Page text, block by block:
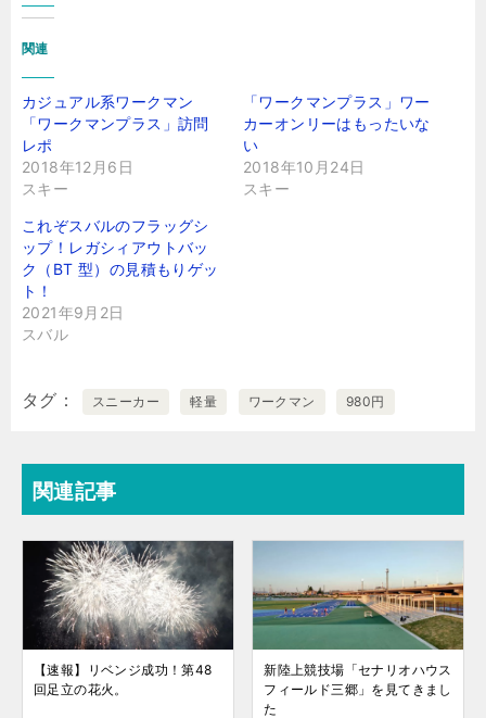
関連
カジュアル系ワークマン
「ワークマンプラス」訪問
レポ
2018年12月6日
スキー
「ワークマンプラス」ワー
カーオンリーはもったいな
い
2018年10月24日
スキー
これぞスバルのフラッグシ
ップ！レガシィアウトバッ
ク（BT 型）の見積もりゲッ
ト！
2021年9月2日
スバル
タグ スニーカー 軽量 ワークマン 980円
関連記事
【速報】リベンジ成功！第48
回足立の花火。
新陸上競技場「セナリオハウス
フィールド三郷」を見てきまし
た